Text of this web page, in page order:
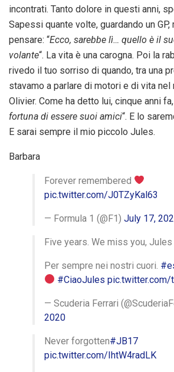
incontrati. Tanto dolore in questi anni,
Sapessi quante volte, guardando un GP,
pensare: “Ecco, sarebbe lì… quello è il
volante“. La vita è una carogna. Poi la
rivedo il tuo sorriso di quando, tra una
stavamo a parlare di motori e di vita nel
Olivier. Come ha detto lui, cinque anni fa,
fortuna di essere suoi amici“. E lo
E sarai sempre il mio piccolo Jules.
Barbara
Forever remembered
pic.twitter.com/J0TZyKal63
— Formula 1 (@F1) July 17,
Five years. We miss you, Jules
Per sempre nei nostri cuori.
#CiaoJules pic.twitter.com/
— Scuderia Ferrari
2020
Never forgotten#JB17
pic.twitter.com/IhtW4radLK